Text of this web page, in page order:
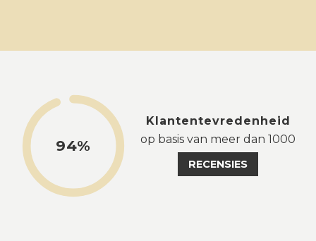
94%
Klantentevredenheid
op basis van meer dan 1000
RECENSIES